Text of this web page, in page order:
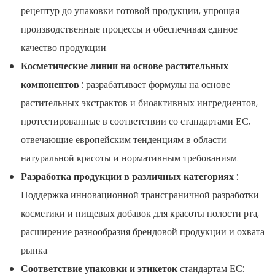
рецептур до упаковки готовой продукции, упрощая
производственные процессы и обеспечивая единое
качество продукции.
Косметические линии на основе растительных
компонентов : разрабатывает формулы на основе
растительных экстрактов и биоактивных ингредиентов,
протестированные в соответствии со стандартами ЕС,
отвечающие европейским тенденциям в области
натуральной красоты и нормативным требованиям.
Разработка продукции в различных категориях :
Поддержка инновационной трансграничной разработки
косметики и пищевых добавок для красоты полости рта,
расширение разнообразия брендовой продукции и охвата
рынка.
Соответствие упаковки и этикетокстандартам ЕС: